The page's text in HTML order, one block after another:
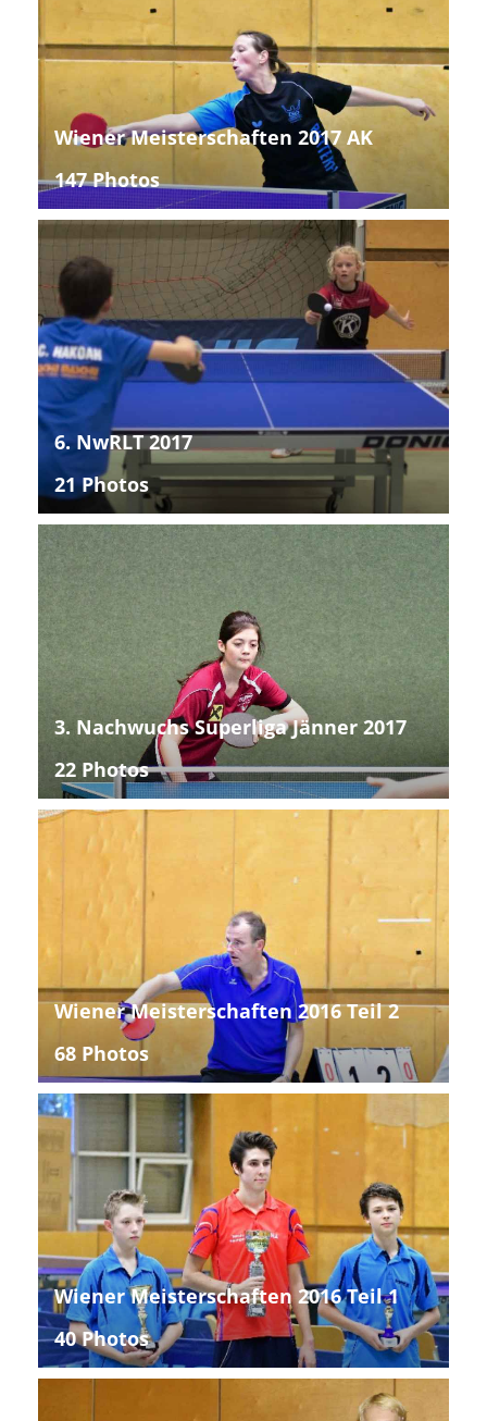
Wiener Meisterschaften 2017 AK
147 Photos
6. NwRLT 2017
21 Photos
3. Nachwuchs Superliga Jänner 2017
22 Photos
Wiener Meisterschaften 2016 Teil 2
68 Photos
Wiener Meisterschaften 2016 Teil 1
40 Photos